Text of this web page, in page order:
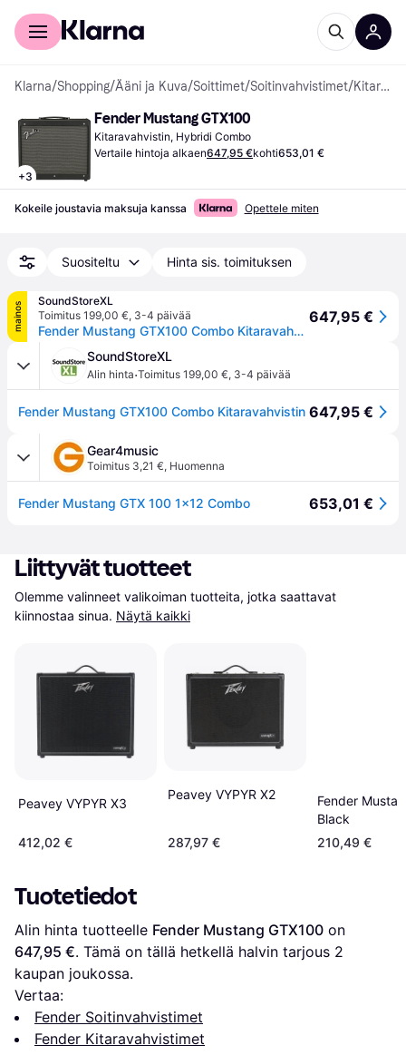
Kuluttajille
Klarna/Shopping/Ääni ja Kuva/Soittimet/Soitinvahvistimet/ Kitaravahvistimet
+3
Fender Mustang GTX100
Kitaravahvistin, Hybridi Combo
Vertaile hintoja alkaen647,95 €kohti653,01 €
Kokeile joustavia maksuja kanssa Opettele miten
Suositeltu Hinta sis. toimituksen
mainos
SoundStoreXL
Toimitus 199,00 €, 3-4 päivää
Fender Mustang GTX100 Combo Kitaravahvistin
647,95 €
SoundStoreXL
Alin hinta·Toimitus 199,00 €, 3-4 päivää
Fender Mustang GTX100 Combo Kitaravahvistin 647,95 €
Gear4music
Toimitus 3,21 €, Huomenna
Fender Mustang GTX 100 1x12 Combo 653,01 €
Liittyvät tuotteet
Olemme valinneet valikoiman tuotteita, jotka saattavat
kiinnostaa sinua. Näytä kaikki
Peavey VYPYR X3
412,02 €
Peavey VYPYR X2
287,97 €
Fender
Black
210,49 €
Tuotetiedot
Alin hinta tuotteelle Fender Mustang GTX100
647,95 €. Tämä on tällä hetkellä halvin tarjous 2
kaupan joukossa.
Vertaa:
Fender Soitinvahvistimet
Fender Kitaravahvistimet